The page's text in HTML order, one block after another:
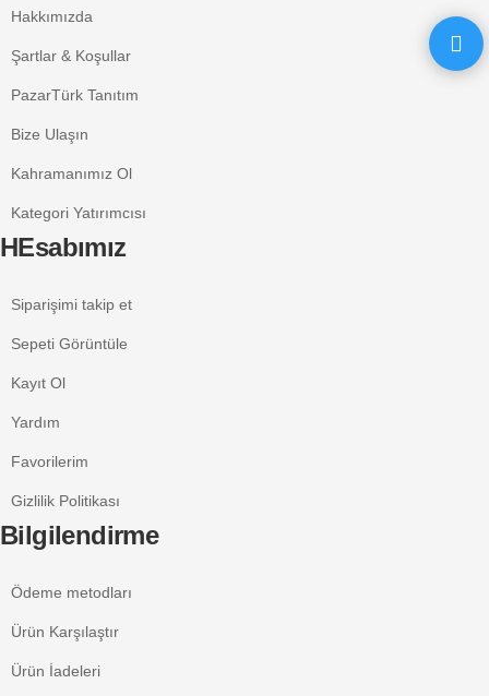
Hakkımızda
Şartlar & Koşullar
PazarTürk Tanıtım
Bize Ulaşın
Kahramanımız Ol
Kategori Yatırımcısı
HEsabımız
Siparişimi takip et
Sepeti Görüntüle
Kayıt Ol
Yardım
Favorilerim
Gizlilik Politikası
Bilgilendirme
Ödeme metodları
Ürün Karşılaştır
Ürün İadeleri